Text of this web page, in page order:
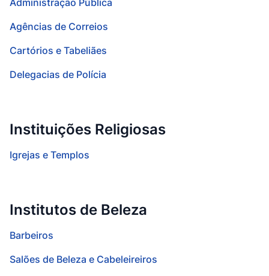
Administração Pública
Agências de Correios
Cartórios e Tabeliães
Delegacias de Polícia
Instituições Religiosas
Igrejas e Templos
Institutos de Beleza
Barbeiros
Salões de Beleza e Cabeleireiros